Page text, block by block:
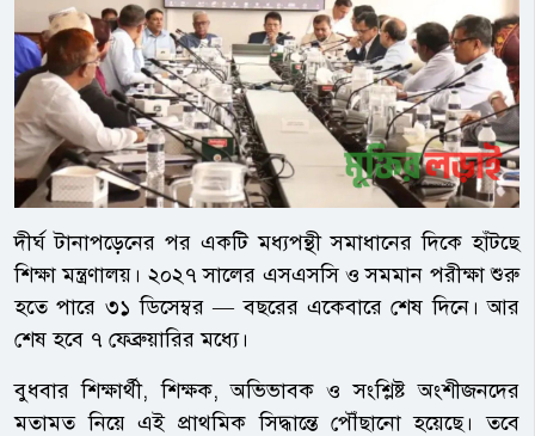
দীর্ঘ টানাপড়েনের পর একটি মধ্যপন্থী সমাধানের দিকে হাঁটছে
শিক্ষা মন্ত্রণালয়। ২০২৭ সালের এসএসসি ও সমমান পরীক্ষা শুরু
হতে পারে ৩১ ডিসেম্বর — বছরের একেবারে শেষ দিনে। আর
শেষ হবে ৭ ফেব্রুয়ারির মধ্যে।
বুধবার শিক্ষার্থী, শিক্ষক, অভিভাবক ও সংশ্লিষ্ট অংশীজনদের
মতামত নিয়ে এই প্রাথমিক সিদ্ধান্তে পৌঁছানো হয়েছে। তবে